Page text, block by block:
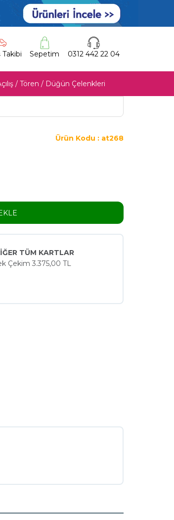
Takibi Sepetim 0312 442 22 04
/ Tören / Düğün Çelenkleri
Ürün Kodu : at268
TÜM KARTLAR
Çekim 3.375,00 TL